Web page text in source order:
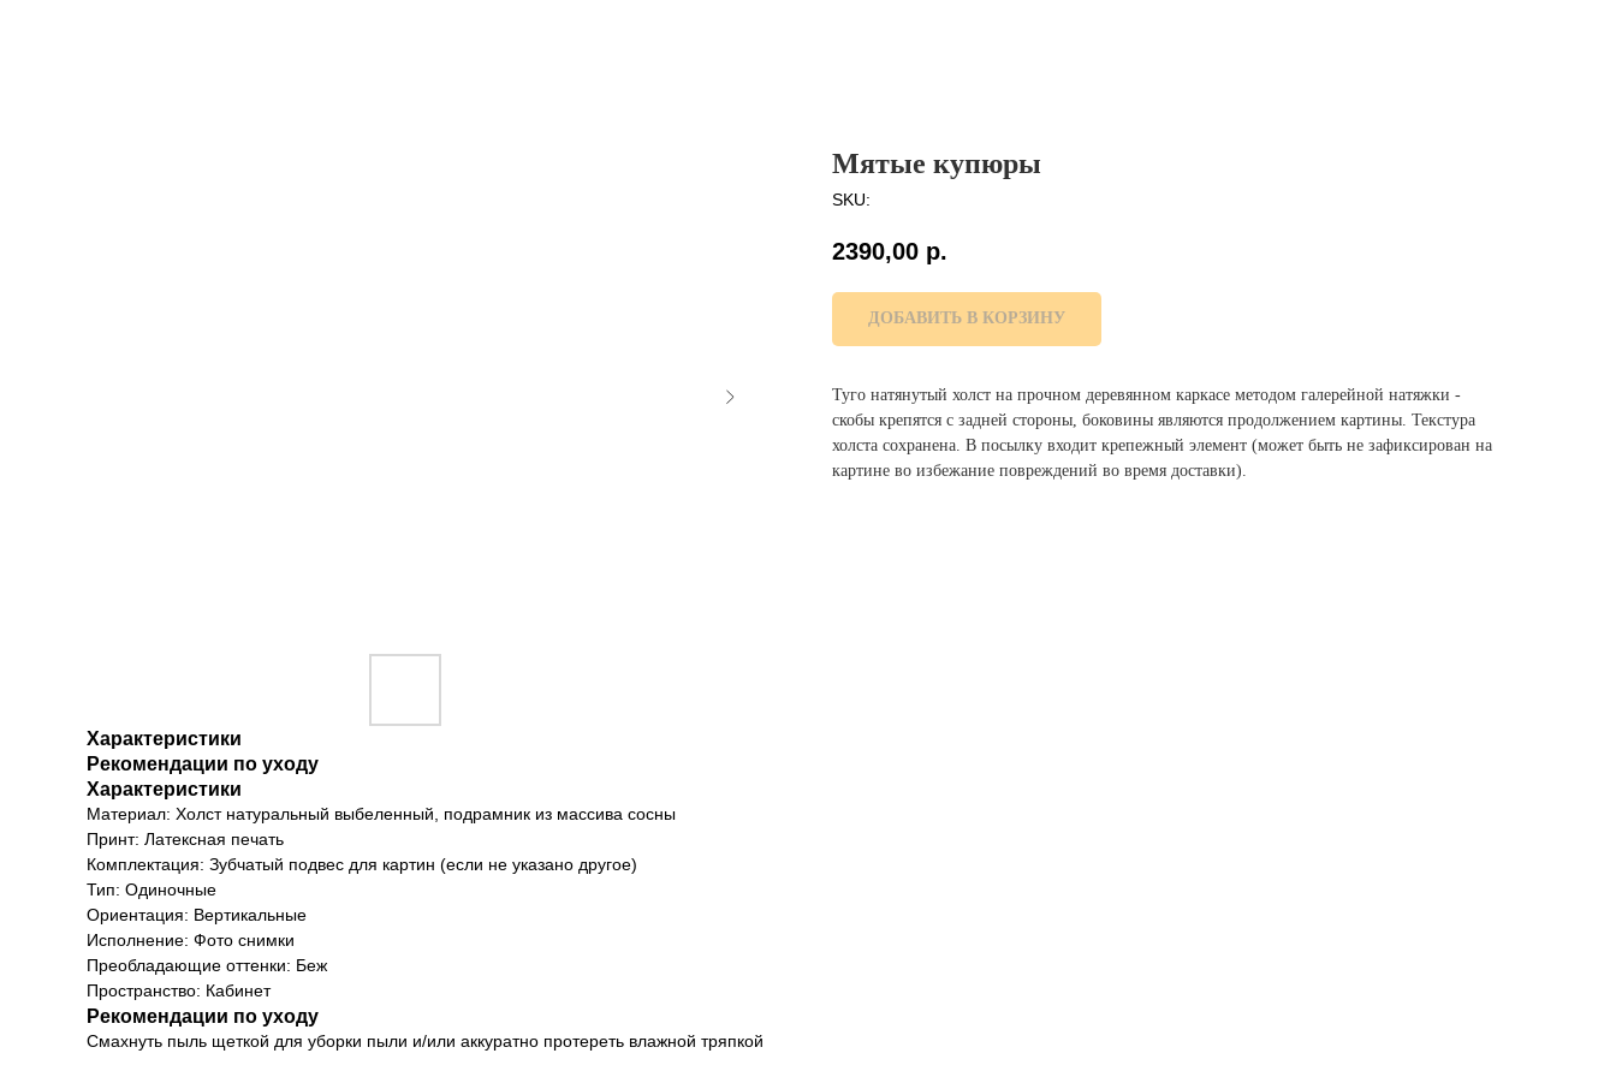
Мятые купюры
SKU:
2390,00 р.
ДОБАВИТЬ В КОРЗИНУ
Туго натянутый холст на прочном деревянном каркасе методом галерейной натяжки -
скобы крепятся с задней стороны, боковины являются продолжением картины. Текстура
холста сохранена. В посылку входит крепежный элемент (может быть не зафиксирован на
картине во избежание повреждений во время доставки).
Характеристики
Рекомендации по уходу
Характеристики
Материал: Холст натуральный выбеленный, подрамник из массива сосны
Принт: Латексная печать
Комплектация: Зубчатый подвес для картин (если не указано другое)
Тип: Одиночные
Ориентация: Вертикальные
Исполнение: Фото снимки
Преобладающие оттенки: Беж
Пространство: Кабинет
Рекомендации по уходу
Смахнуть пыль щеткой для уборки пыли и/или аккуратно протереть влажной тряпкой